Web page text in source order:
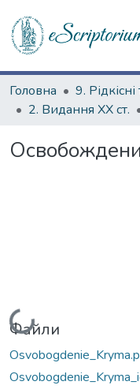
Головна
2. Видання ХХ ст.
Вантажиться...
Файли